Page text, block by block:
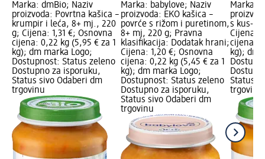
Marka: dmBio; Naziv
proizvoda: Povrtna kašica –
krumpir i leća, 8+ mj., 220
g; Cijena: 1,31 €; Osnovna
cijena: 0,22 kg (5,95 € za 1
kg); dm marka Logo;
Dostupnost: Status zeleno
Dostupno za isporuku,
Status sivo Odaberi dm
trgovinu
Marka: babylove; Naziv
proizvoda: EKO kašica –
povrće s rižom i puretinom,
8+ mj, 220 g; Pravna
klasifikacija: Dodatak hrani;
Cijena: 1,20 €; Osnovna
cijena: 0,22 kg (5,45 € za 1
kg); dm marka Logo;
Dostupnost: Status zeleno
Dostupno za isporuku,
Status sivo Odaberi dm
trgovinu
Marka:
s kus-
Cijena:
cijena:
kg); dm
Status
trgovinu